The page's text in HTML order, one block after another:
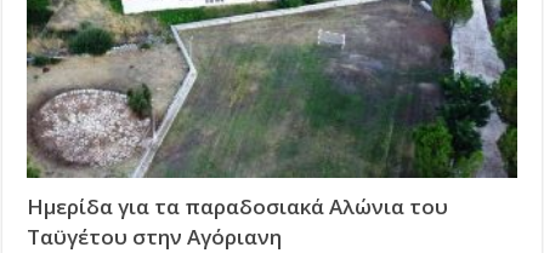
Ημερίδα για τα παραδοσιακά Αλώνια του
Ταϋγέτου στην Αγόριανη